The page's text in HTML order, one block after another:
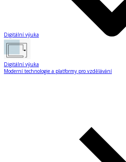
Digitální výuka
Digitální výuka
Moderní technologie a platformy pro vzdělávání